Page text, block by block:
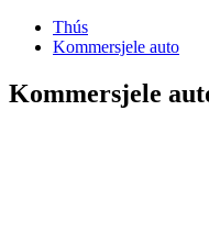
Thús
Kommersjele auto
Kommersjele